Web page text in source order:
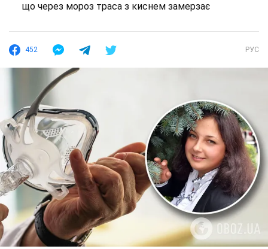
що через мороз траса з киснем замерзає
452 РУС